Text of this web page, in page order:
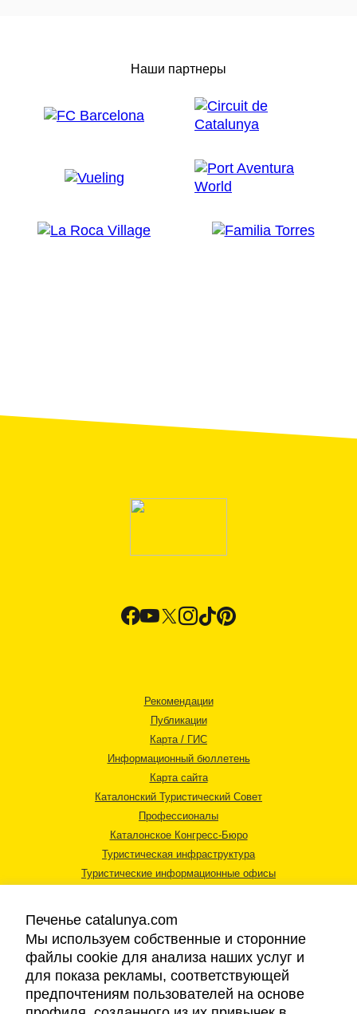
Наши партнеры
Рекомендации
Публикации
Карта / ГИС
Информационный бюллетень
Карта сайта
Каталонский Туристический Совет
Профессионалы
Каталонское Конгресс-Бюро
Туристическая инфраструктура
Туристические информационные офисы
Правовая информация
Печенье catalunya.com
Мы используем собственные и сторонние
файлы cookie для анализа наших услуг и
для показа рекламы, соответствующей
предпочтениям пользователей на основе